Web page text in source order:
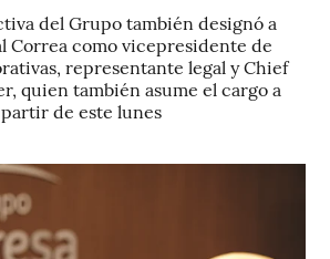
del Grupo también designó a
Correa como vicepresidente de
representante legal y Chief
quien también asume el cargo a
partir de este lunes